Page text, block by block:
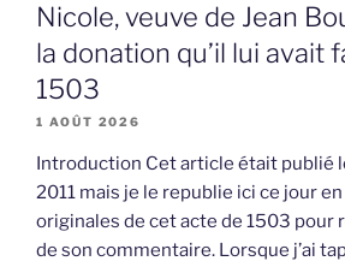
Nicole, veuve de Jean
la donation qu’il lui avait
1503
1 AOÛT 2026
Introduction Cet article était publié
2011 mais je le republie ici ce jour
originales de cet acte de 1503 pour
de son commentaire. Lorsque j’ai